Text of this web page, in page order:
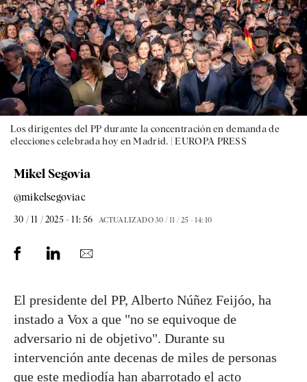
Los dirigentes del PP durante la concentración en demanda de
elecciones celebrada hoy en Madrid. |EUROPA PRESS
Mikel Segovia
@mikelsegoviac
30 / 11 / 2025 - 11: 56 ACTUALIZADO30 / 11 / 25 - 14: 10
El presidente del PP, Alberto Núñez Feijóo, ha
instado a Vox a que "no se equivoque de
adversario ni de objetivo". Durante su
intervención ante decenas de miles de personas
que este mediodía han abarrotado el acto